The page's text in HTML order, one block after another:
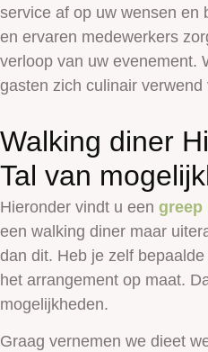
service af op uw wensen en
en ervaren medewerkers
verloop van uw evenement.
gasten zich culinair verwend
Walking diner
Tal van
Hieronder vindt u een greep
een walking diner maar
dan dit. Heb je zelf
het arrangement op maat.
mogelijkheden.
Graag vernemen we dieet